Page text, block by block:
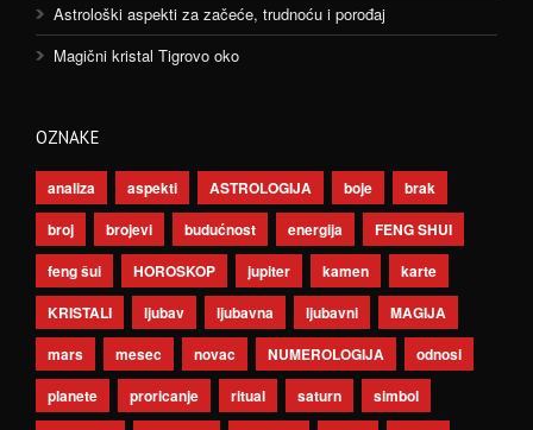
Astrološki aspekti za začeće, trudnoću i porođaj
Magični kristal Tigrovo oko
OZNAKE
analiza aspekti ASTROLOGIJA boje
brak
broj
brojevi budućnost energija
FENG SHUI
feng šui
HOROSKOP jupiter kamen
karte
KRISTALI
ljubav ljubavna ljubavni
MAGIJA
mars
mesec novac NUMEROLOGIJA
odnosi
planete
proricanje ritual saturn
simbol